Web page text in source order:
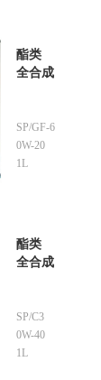
酯类
全合成
SP/GF-6
0W-20
1L
酯类
全合成
SP/C3
0W-40
1L